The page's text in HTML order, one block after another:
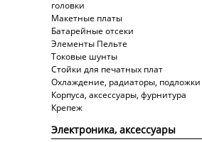
головки
Макетные платы
Батарейные отсеки
Элементы Пельте
Токовые шунты
Стойки для печатных плат
Охлаждение, радиаторы, подложки
Корпуса, аксессуары, фурнитура
Крепеж
Электроника, аксессуары